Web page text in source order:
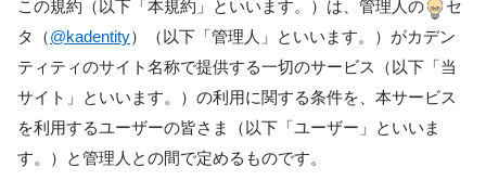
この規約（以下「本規約」といいます。）は、管理人の
セ
タ（@kadentity）（以下「管理人」といいます。）がカデン
ティティのサイト名称で提供する一切のサービス（以下「当
サイト」といいます。）の利用に関する条件を、本サービス
を利用するユーザーの皆さま（以下「ユーザー」といいま
す。）と管理人との間で定めるものです。